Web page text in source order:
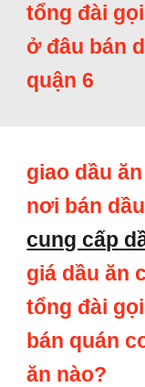
tổng đài
ở đâu bán
quận 6
giao dầu
nơi bán
cung cấp
giá dầu ăn
tổng đài
bán quán
ăn nào?